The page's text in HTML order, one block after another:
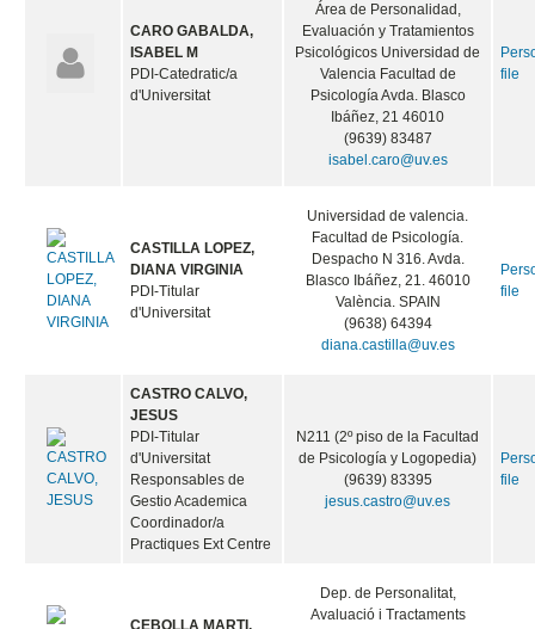
CARO GABALDA,
ISABEL M
PDI-Catedratic/a
d'Universitat
Área de Personalidad,
Evaluación y Tratamientos
Psicológicos Universidad de
Valencia Facultad de
Psicología Avda. Blasco
Ibáñez, 21 46010
(9639) 83487
isabel.caro@uv.es
file
CASTILLA LOPEZ,
DIANA VIRGINIA
PDI-Titular
d'Universitat
Universidad de valencia.
Facultad de Psicología.
Despacho N 316. Avda.
Blasco Ibáñez, 21. 46010
València. SPAIN
(9638) 64394
diana.castilla@uv.es
file
CASTRO CALVO,
JESUS
PDI-Titular
d'Universitat
Responsables de
Gestio Academica
Coordinador/a
Practiques Ext Centre
N211 (2º piso de la Facultad
de Psicología y Logopedia)
(9639) 83395
jesus.castro@uv.es
file
Dep. de Personalitat,
Avaluació i Tractaments